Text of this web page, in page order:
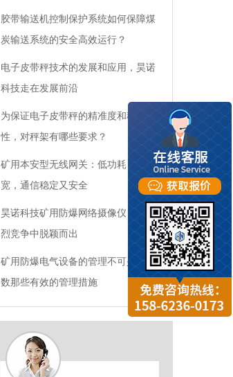
胶带输送机控制保护系统如何保障煤
炭输送系统的安全高效运行？
电子皮带秤技术的发展和应用，昊诺
科技走在发展前沿
为保证电子皮带秤的精准度和稳定
性，对秤架有哪些要求？
矿用本安型无线网关：低功耗、高带
宽，通信稳定又安全
昊诺科技矿用防爆网络摄像仪，在激
烈竞争中脱颖而出
矿用防爆电气设备的管理不可少，细
数那些有效的管理措施